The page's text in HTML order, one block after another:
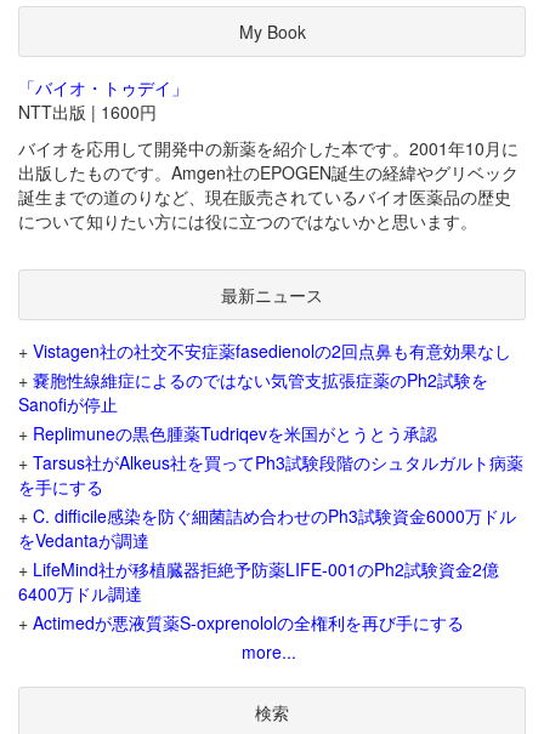
My Book
「バイオ・トゥデイ」
NTT出版 | 1600円
バイオを応用して開発中の新薬を紹介した本です。2001年10月に
出版したものです。Amgen社のEPOGEN誕生の経緯やグリベック
誕生までの道のりなど、現在販売されているバイオ医薬品の歴史
について知りたい方には役に立つのではないかと思います。
最新ニュース
+ Vistagen社の社交不安症薬fasedienolの2回点鼻も有意効果なし
+ 嚢胞性線維症によるのではない気管支拡張症薬のPh2試験を
Sanofiが停止
+ Replimuneの黒色腫薬Tudriqevを米国がとうとう承認
+ Tarsus社がAlkeus社を買ってPh3試験段階のシュタルガルト病薬
を手にする
+ C. difficile感染を防ぐ細菌詰め合わせのPh3試験資金6000万ドル
をVedantaが調達
+ LifeMind社が移植臓器拒絶予防薬LIFE-001のPh2試験資金2億
6400万ドル調達
+ Actimedが悪液質薬S-oxprenololの全権利を再び手にする
more...
検索